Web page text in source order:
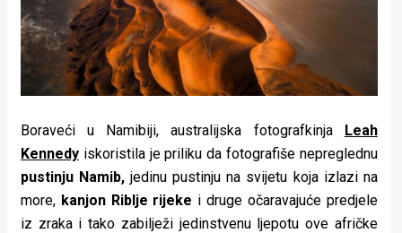
Zdravlje
stolom
Život
pokretu
Boraveći u Namibiji, australijska fotografkinja Leah
Kennedy iskoristila je priliku da fotografiše nepreglednu
pustinju Namib, jedinu pustinju na svijetu koja izlazi na
more, kanjon Riblje rijeke i druge očaravajuće predjele
iz zraka i tako zabilježi jedinstvenu ljepotu ove afričke